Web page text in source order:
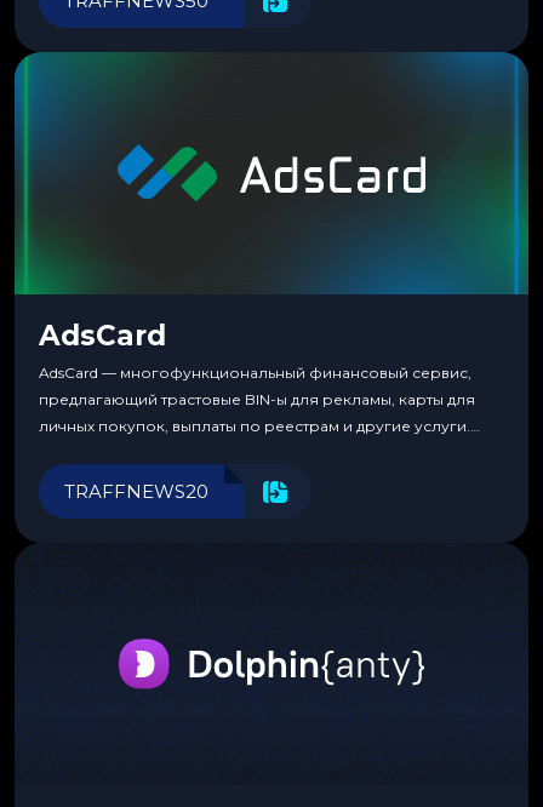
пока тот не докажет обратное делом. LuckyCards — история
AdsCard
AdsCard — многофункциональный финансовый сервис,
предлагающий трастовые BIN-ы для рекламы, карты для
личных покупок, выплаты по реестрам и другие услуги.
инструменты для управления финансами.
TRAFFNEWS20